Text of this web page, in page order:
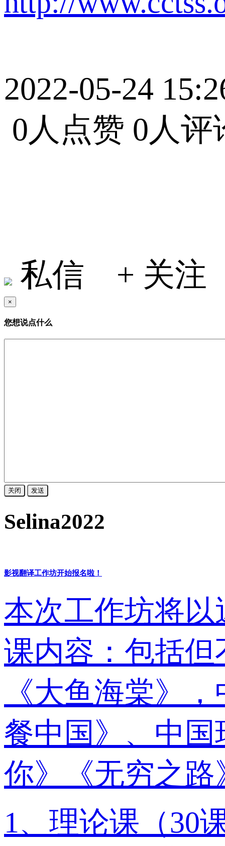
2022-05-24
0人点赞 0人评
私信 + 关注
×
您想说点什么
关闭 发送
Selina2022
影视翻译工作坊开始报名啦！
本次工作坊将
课内容：包括
《大鱼海棠》
餐中国》、中
你》《无穷之路
1、理论课（30